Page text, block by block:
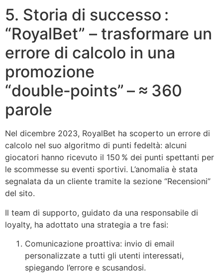
5. Storia di successo :
“RoyalBet” – trasformare un
errore di calcolo in una
promozione
“double‑points” – ≈ 360
parole
Nel dicembre 2023, RoyalBet ha scoperto un errore di
calcolo nel suo algoritmo di punti fedeltà: alcuni
giocatori hanno ricevuto il 150 % dei punti spettanti per
le scommesse su eventi sportivi. L’anomalia è stata
segnalata da un cliente tramite la sezione “Recensioni”
del sito.
Il team di supporto, guidato da una responsabile di
loyalty, ha adottato una strategia a tre fasi:
Comunicazione proattiva: invio di email
personalizzate a tutti gli utenti interessati,
spiegando l’errore e scusandosi.